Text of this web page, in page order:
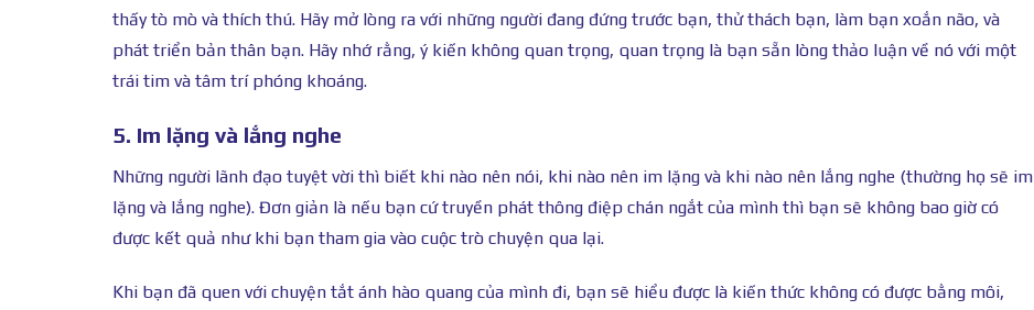
thấy tò mò và thích thú. Hãy mở lòng ra với những người đang đứng trước bạn, thử thách bạn, làm bạn xoắn não, và
phát triển bản thân bạn. Hãy nhớ rằng, ý kiến không quan trọng, quan trọng là bạn sẵn lòng thảo luận về nó với một
trái tim và tâm trí phóng khoáng.
5. Im lặng và lắng nghe
Những người lãnh đạo tuyệt vời thì biết khi nào nên nói, khi nào nên im lặng và khi nào nên lắng nghe (thường họ sẽ im
lặng và lắng nghe). Đơn giản là nếu bạn cứ truyền phát thông điệp chán ngắt của mình thì bạn sẽ không bao giờ có
được kết quả như khi bạn tham gia vào cuộc trò chuyện qua lại.
Khi bạn đã quen với chuyện tắt ánh hào quang của mình đi, bạn sẽ hiểu được là kiến thức không có được bằng môi,